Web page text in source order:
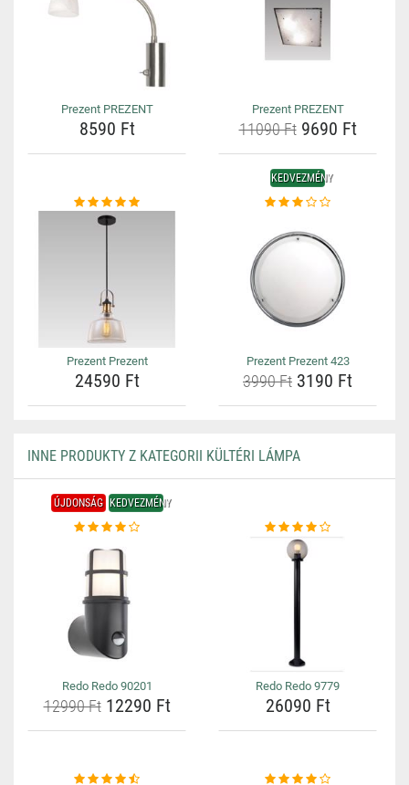
Prezent PREZENT
8590 Ft
Prezent PREZENT
11090 Ft9690 Ft
Prezent Prezent
24590 Ft
KEDVEZMÉNY
Prezent Prezent 423
3990 Ft 3190 Ft
INNE PRODUKTY Z KATEGORII KÜLTÉRI LÁMPA
ÚJDONSÁG KEDVEZMÉNY
Redo Redo 90201
12990 Ft12290 Ft
Redo Redo 9779
26090 Ft